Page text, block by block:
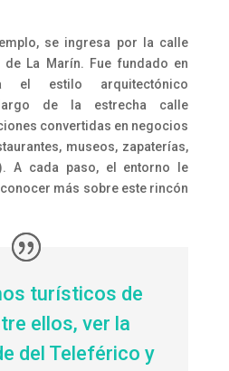
se ingresa por la calle
La Marín. Fue fundado en
el estilo arquitectónico
de la estrecha calle
convertidas en negocios
museos, zapaterías,
A cada paso, el entorno le
más sobre este rincón
turísticos de
ellos, ver la
del Teleférico y